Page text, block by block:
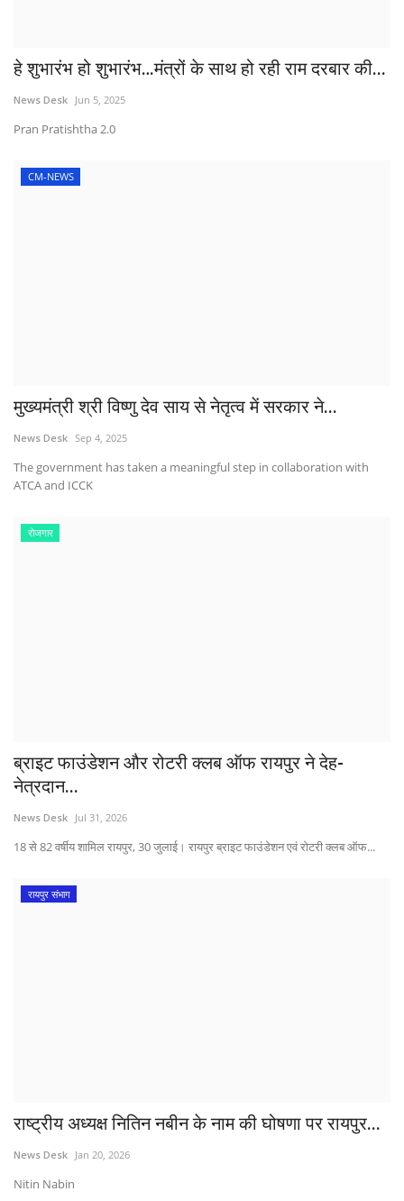
हे शुभारंभ हो शुभारंभ…मंत्रों के साथ हो रही राम दरबार की...
News Desk Jun 5, 2025
Pran Pratishtha 2.0
CM-NEWS
मुख्यमंत्री श्री विष्णु देव साय से नेतृत्व में सरकार ने...
News Desk Sep 4, 2025
The government has taken a meaningful step in collaboration with
ATCA and ICCK
रोजगार
ब्राइट फाउंडेशन और रोटरी क्लब ऑफ रायपुर ने देह-
नेत्रदान...
News Desk Jul 31, 2026
18 से 82 वर्षीय शामिल रायपुर, 30 जुलाई। रायपुर ब्राइट फाउंडेशन एवं रोटरी क्लब ऑफ...
रायपुर संभाग
राष्ट्रीय अध्यक्ष नितिन नबीन के नाम की घोषणा पर रायपुर...
News Desk Jan 20, 2026
Nitin Nabin